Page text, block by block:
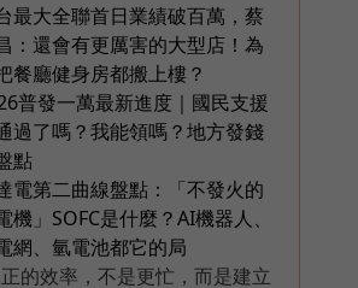
最大全聯首日業績破百萬，蔡
：還會有更厲害的大型店！為
餐廳健身房都搬上樓？
普發一萬最新進度｜國民支援
過了嗎？我能領嗎？地方發錢
點
電第二曲線盤點：「不發火的
機」SOFC是什麼？AI機器人、
網、氫電池都它的局
的效率，不是更忙，而是建立